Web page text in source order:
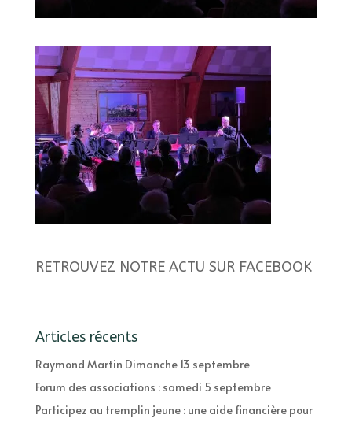
RETROUVEZ NOTRE ACTU SUR FACEBOOK
Articles récents
Raymond Martin Dimanche 13 septembre
Forum des associations : samedi 5 septembre
Participez au tremplin jeune : une aide financière pour